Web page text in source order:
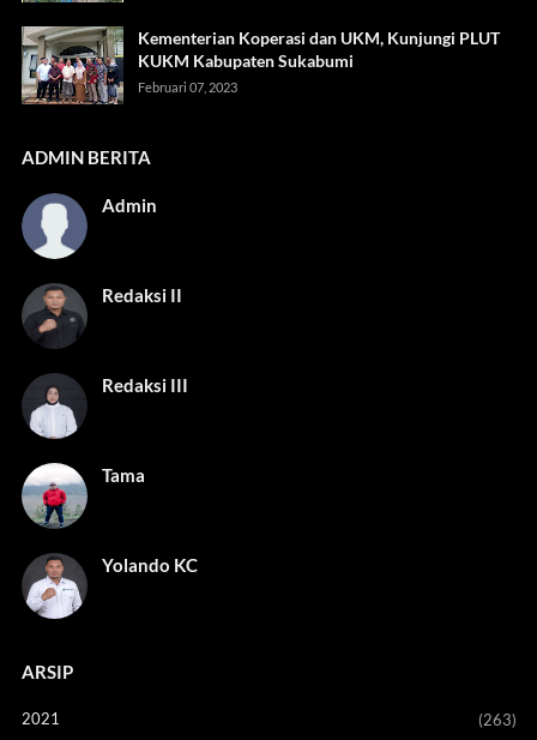
Kementerian Koperasi dan UKM, Kunjungi PLUT
KUKM Kabupaten Sukabumi
Februari 07, 2023
ADMIN BERITA
Admin
Redaksi II
Redaksi III
Tama
Yolando KC
ARSIP
2021
(263)